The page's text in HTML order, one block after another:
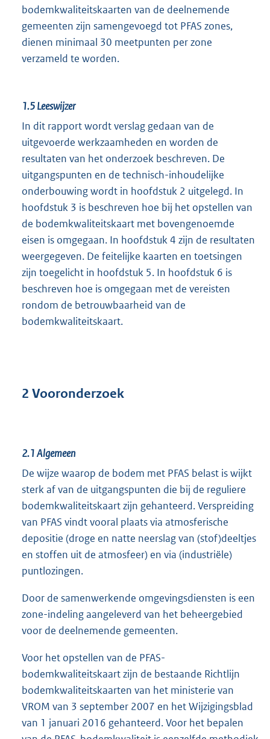
bodemkwaliteitskaarten van de deelnemende
gemeenten zijn samengevoegd tot PFAS zones,
dienen minimaal 30 meetpunten per zone
verzameld te worden.
1.5Leeswijzer
In dit rapport wordt verslag gedaan van de
uitgevoerde werkzaamheden en worden de
resultaten van het onderzoek beschreven. De
uitgangspunten en de technisch-inhoudelijke
onderbouwing wordt in hoofdstuk 2 uitgelegd. In
hoofdstuk 3 is beschreven hoe bij het opstellen van
de bodemkwaliteitskaart met bovengenoemde
eisen is omgegaan. In hoofdstuk 4 zijn de resultaten
weergegeven. De feitelijke kaarten en toetsingen
zijn toegelicht in hoofdstuk 5. In hoofdstuk 6 is
beschreven hoe is omgegaan met de vereisten
rondom de betrouwbaarheid van de
bodemkwaliteitskaart.
2 Vooronderzoek
2.1Algemeen
De wijze waarop de bodem met PFAS belast is wijkt
sterk af van de uitgangspunten die bij de reguliere
bodemkwaliteitskaart zijn gehanteerd. Verspreiding
van PFAS vindt vooral plaats via atmosferische
depositie (droge en natte neerslag van (stof)deeltjes
en stoffen uit de atmosfeer) en via (industriële)
puntlozingen.
Door de samenwerkende omgevingsdiensten is een
zone-indeling aangeleverd van het beheergebied
voor de deelnemende gemeenten.
Voor het opstellen van de PFAS-
bodemkwaliteitskaart zijn de bestaande Richtlijn
bodemkwaliteitskaarten van het ministerie van
VROM van 3 september 2007 en het Wijzigingsblad
van 1 januari 2016 gehanteerd. Voor het bepalen